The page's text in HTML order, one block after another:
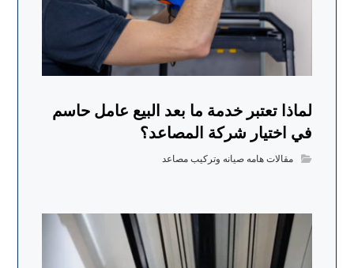
لماذا تعتبر خدمة ما بعد البيع عامل حاسم
في اختيار شركة المصاعد؟
مقالات هامه صيانه وتركيب مصاعد